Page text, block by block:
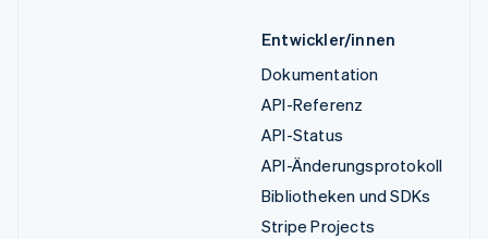
Entwickler/innen
Dokumentation
API-Referenz
API-Status
API-Änderungsprotokoll
Bibliotheken und SDKs
Stripe Projects